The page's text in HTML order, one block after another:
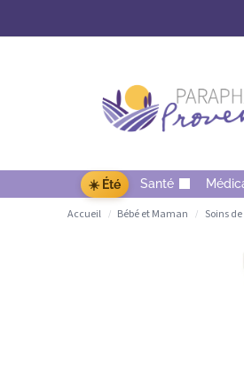
☀️ Été Santé
Accueil / Bébé et Maman / Soins